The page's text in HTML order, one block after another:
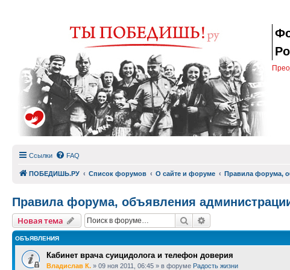
Ссылки FAQ
ПОБЕДИШЬ.РУ Список форумов О сайте и форуме Правила форума,
Правила форума, объявления
Новая тема Поиск
ОБЪЯВЛЕНИЯ
Кабинет врача суицидолога и телефон доверия
Владислав К. » 09 ноя 2011, 06:45 » в форуме Радость жизни